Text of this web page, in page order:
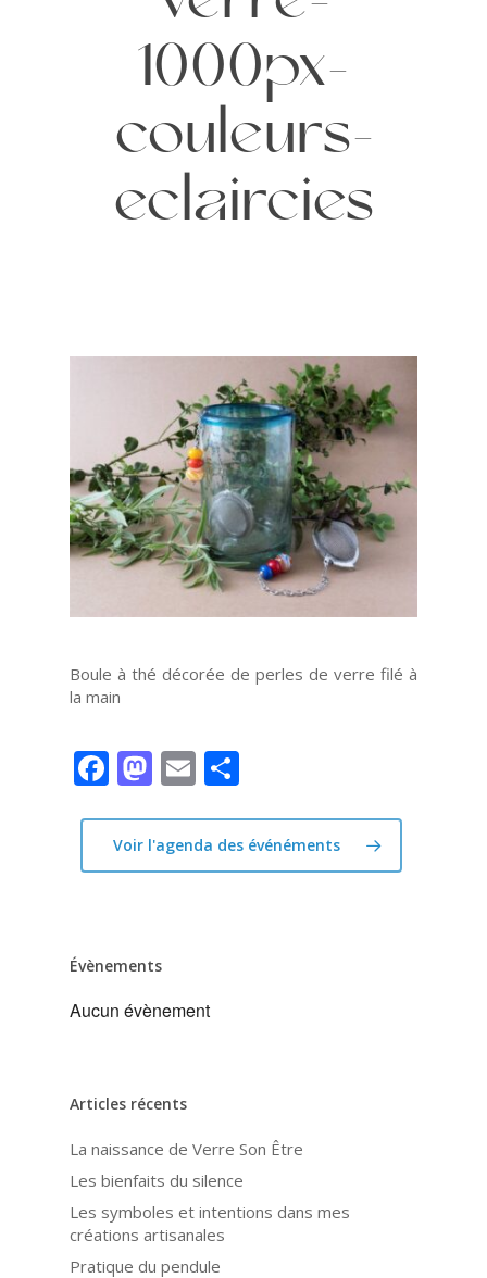
1000px-
couleurs-
eclaircies
Boule à thé décorée de perles de verre filé à
la main
Facebook
Mastodon
Email
Voir l'agenda des événéments
Évènements
Aucun évènement
Articles récents
La naissance de Verre Son Être
Les bienfaits du silence
Les symboles et intentions dans mes
créations artisanales
Pratique du pendule